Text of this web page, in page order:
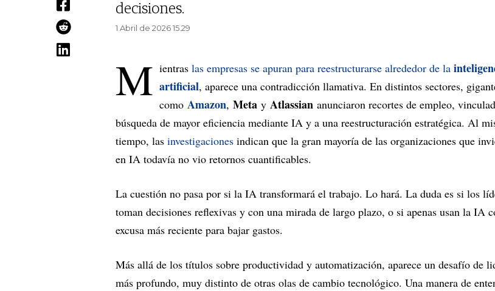
decisiones.
1 Abril de 2026 15.29
M ientras las empresas se apuran para reestructurarse alrededor de la
artificial, aparece una contradicción llamativa. En distintos sectores,
como Amazon, Meta y Atlassian anunciaron recortes de empleo,
búsqueda de mayor eficiencia mediante IA y a una reestructuración estratégica. Al
tiempo, las investigaciones indican que la gran mayoría de las organizaciones que
en IA todavía no vio retornos cuantificables.
La cuestión no pasa por si la IA transformará el trabajo. Lo hará. La duda es si los
toman decisiones reflexivas y con una mirada de largo plazo, o si apenas usan la IA
excusa más reciente para bajar gastos.
Más allá de los títulos sobre productividad y automatización, aparece un desafío de
más profundo, muy distinto de otras olas de cambio tecnológico. Una manera de